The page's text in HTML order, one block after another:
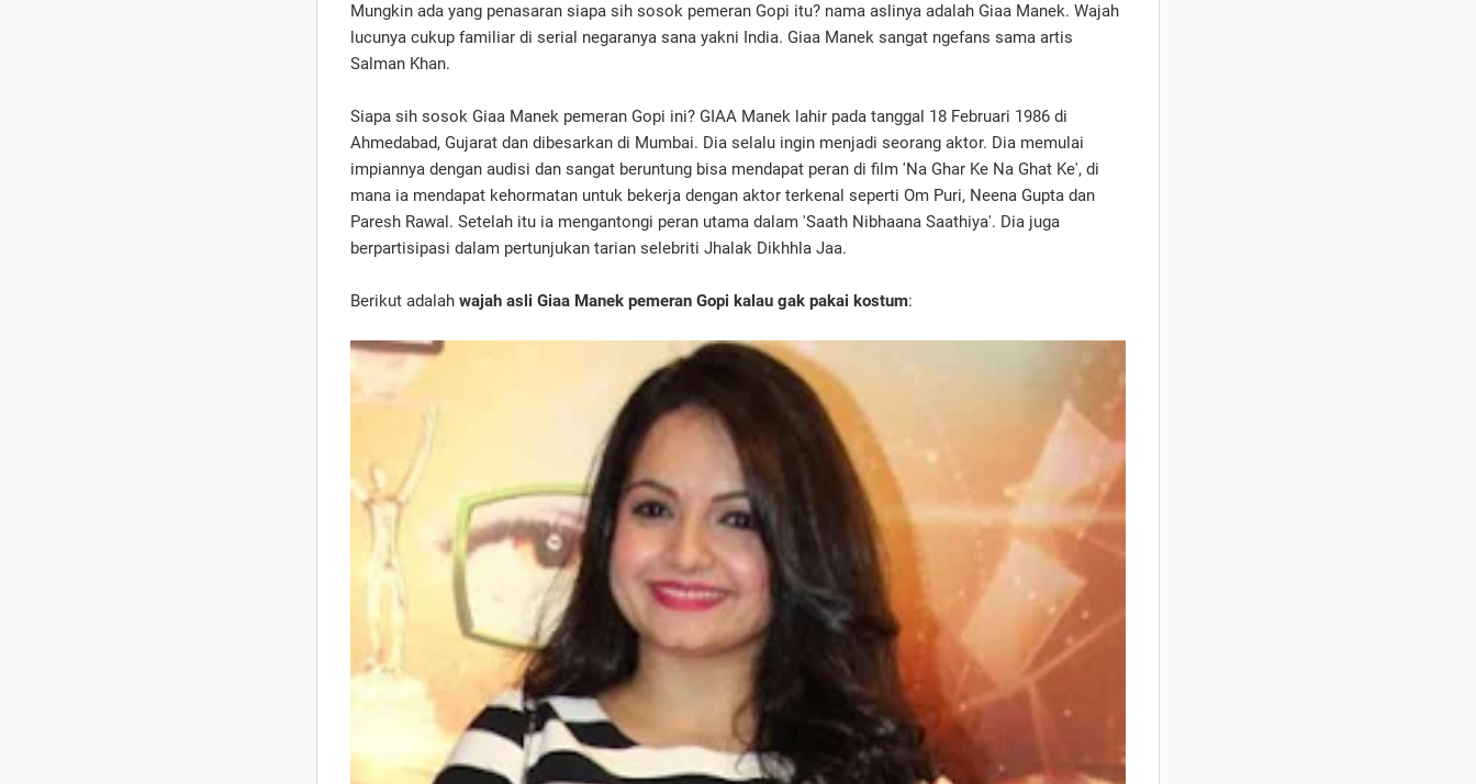
Mungkin ada yang penasaran siapa sih sosok pemeran Gopi itu? nama aslinya adalah Giaa Manek. Wajah
lucunya cukup familiar di serial negaranya sana yakni India. Giaa Manek sangat ngefans sama artis
Salman Khan.
Siapa sih sosok Giaa Manek pemeran Gopi ini? GIAA Manek lahir pada tanggal 18 Februari 1986 di
Ahmedabad, Gujarat dan dibesarkan di Mumbai. Dia selalu ingin menjadi seorang aktor. Dia memulai
impiannya dengan audisi dan sangat beruntung bisa mendapat peran di film 'Na Ghar Ke Na Ghat Ke', di
mana ia mendapat kehormatan untuk bekerja dengan aktor terkenal seperti Om Puri, Neena Gupta dan
Paresh Rawal. Setelah itu ia mengantongi peran utama dalam 'Saath Nibhaana Saathiya'. Dia juga
berpartisipasi dalam pertunjukan tarian selebriti Jhalak Dikhhla Jaa.
Berikut adalah wajah asli Giaa Manek pemeran Gopi kalau gak pakai kostum: